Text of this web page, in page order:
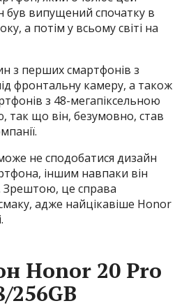
був випущений спочатку в
а потім у всьому світі на
з перших смартфонів з
фронтальну камеру, а також
з 48-мегапіксельною
що він, безумовно, став
не сподобатися дизайн
іншим навпаки він
Зрештою, це справа
адже найцікавіше Honor
Honor 20 Pro
256GB